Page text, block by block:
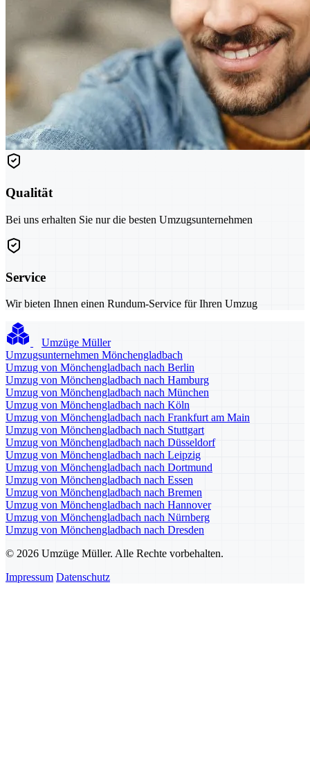
Qualität
Bei uns erhalten Sie nur die besten Umzugsunternehmen
Service
Wir bieten Ihnen einen Rundum-Service für Ihren Umzug
Umzüge Müller
Umzugsunternehmen Mönchengladbach
Umzug von Mönchengladbach nach Berlin
Umzug von Mönchengladbach nach Hamburg
Umzug von Mönchengladbach nach München
Umzug von Mönchengladbach nach Köln
Umzug von Mönchengladbach nach Frankfurt am Main
Umzug von Mönchengladbach nach Stuttgart
Umzug von Mönchengladbach nach Düsseldorf
Umzug von Mönchengladbach nach Leipzig
Umzug von Mönchengladbach nach Dortmund
Umzug von Mönchengladbach nach Essen
Umzug von Mönchengladbach nach Bremen
Umzug von Mönchengladbach nach Hannover
Umzug von Mönchengladbach nach Nürnberg
Umzug von Mönchengladbach nach Dresden
© 2026 Umzüge Müller. Alle Rechte vorbehalten.
Impressum Datenschutz